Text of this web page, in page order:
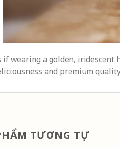
if wearing a golden, iridescent
and premium
TƯƠNG TỰ